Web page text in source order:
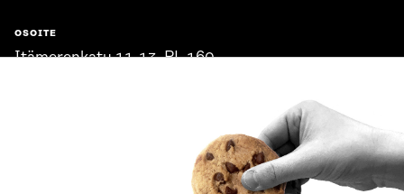
OSOITE
Itämerenkatu 11-13, PL 160,